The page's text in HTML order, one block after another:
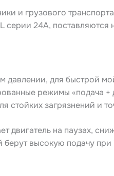
и грузового
24A,
для быстрой
режимы «подача +
стойких загрязнений и
двигатель на паузах,
берут высокую подачу